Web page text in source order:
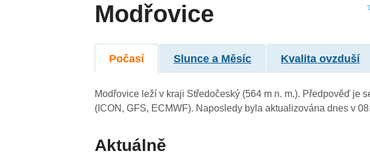
Modřovice
Počasí Slunce a Měsíc Kvalita ovzduší
Modřovice leží v kraji Středočeský (564 m n. m.). Předpověď je
(ICON, GFS, ECMWF). Naposledy byla aktualizována dnes v
Aktuálně